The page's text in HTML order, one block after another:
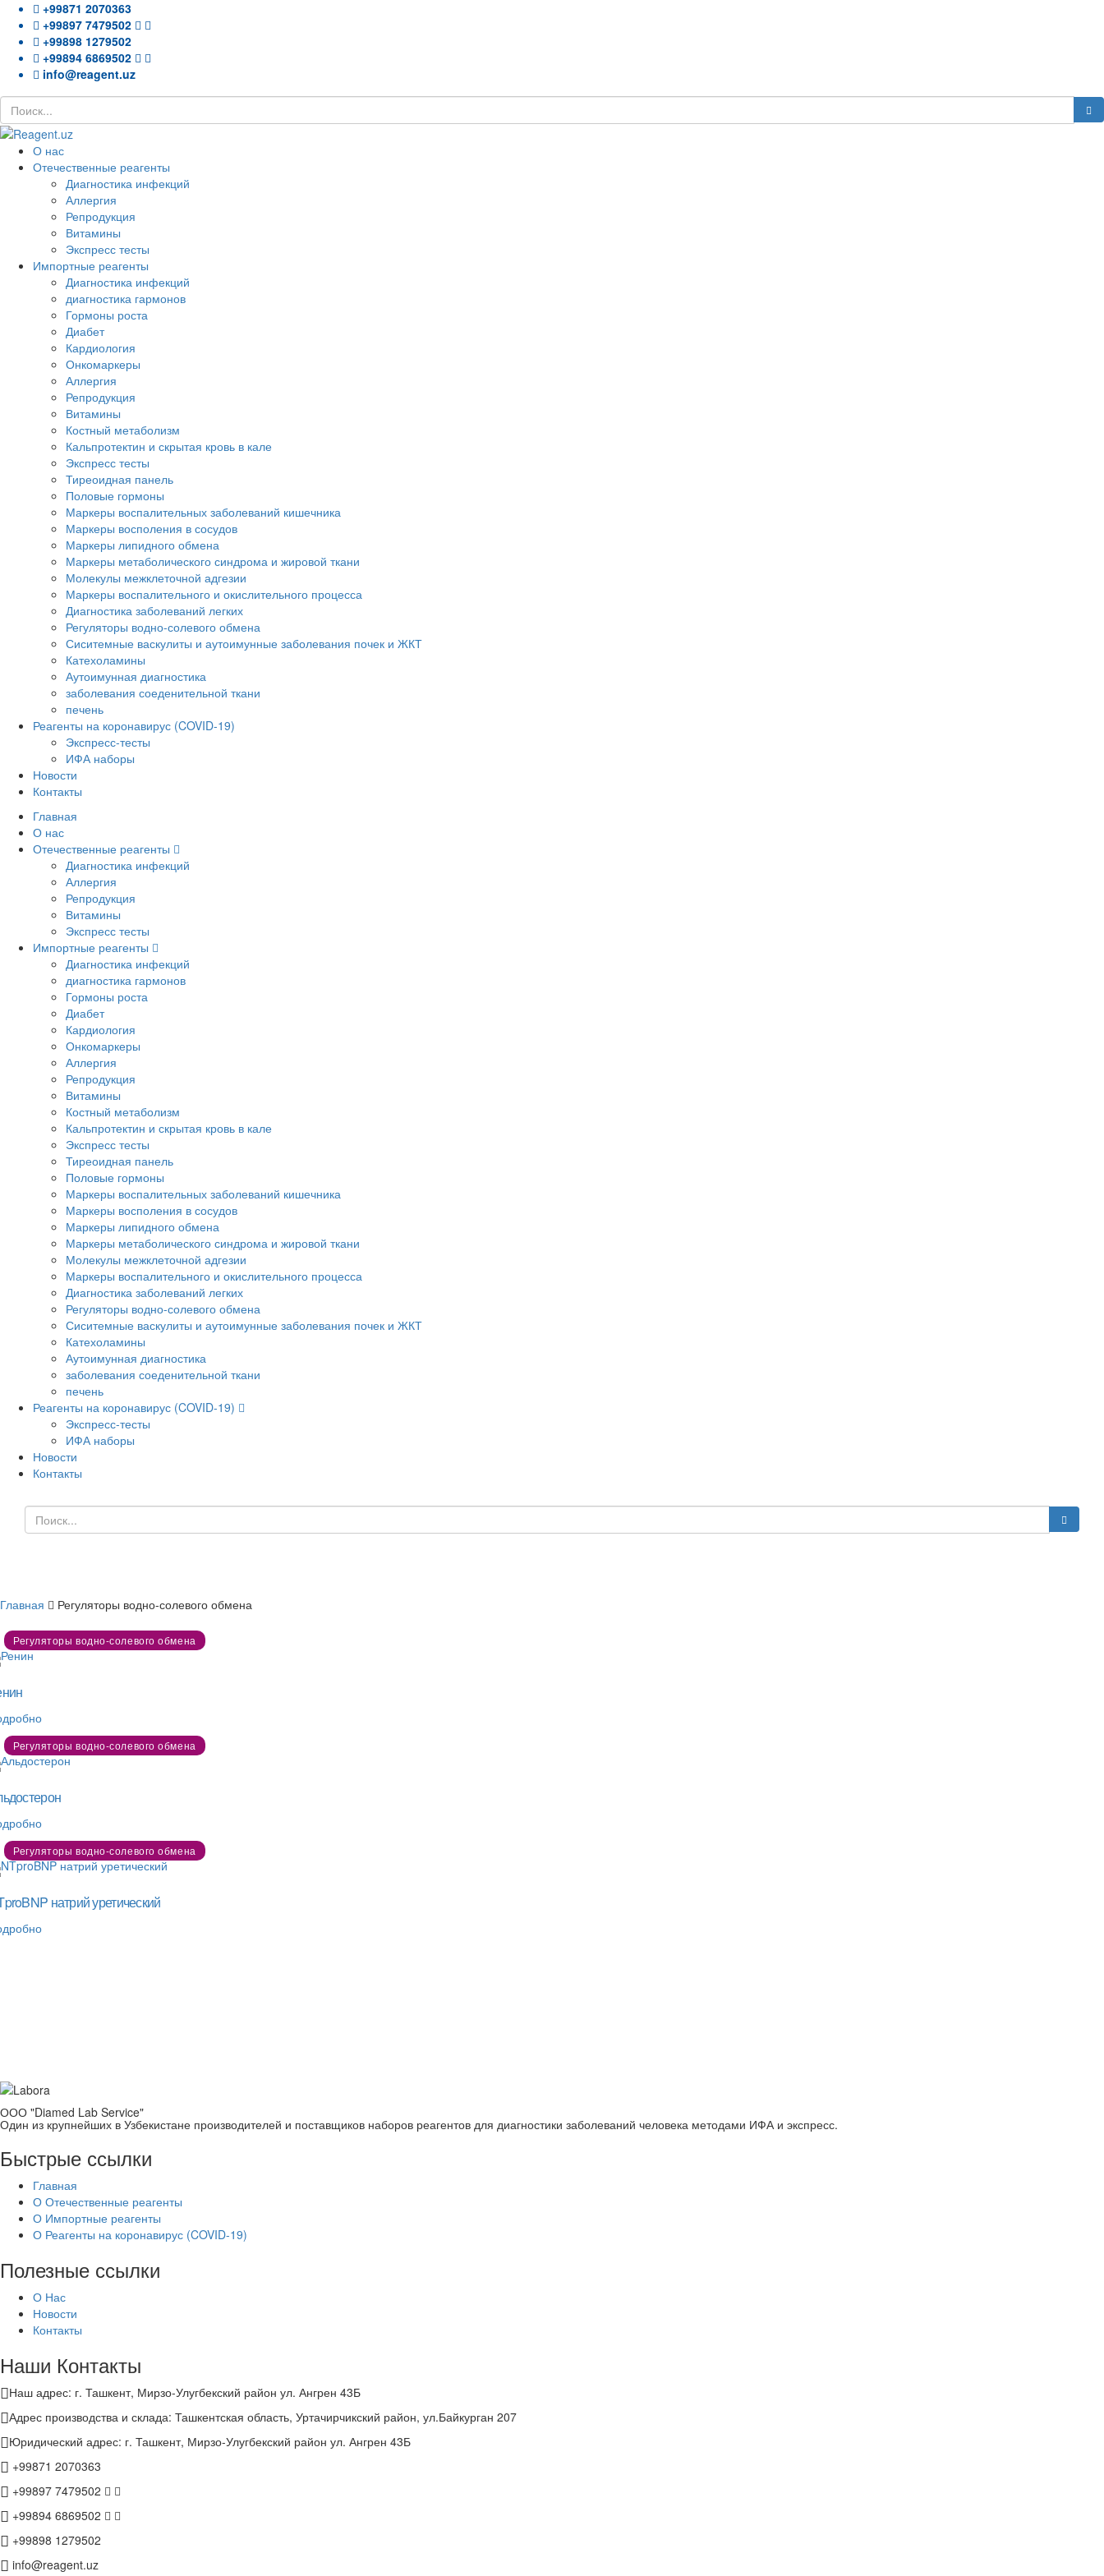
+99871 2070363
+99897 7479502
+99898 1279502
+99894 6869502
info@reagent.uz
О нас
Отечественные реагенты
Диагностика инфекций
Аллергия
Репродукция
Витамины
Экспресс тесты
Импортные реагенты
Диагностика инфекций
диагностика гармонов
Гормоны роста
Диабет
Кардиология
Онкомаркеры
Аллергия
Репродукция
Витамины
Костный метаболизм
Кальпротектин и скрытая кровь в кале
Экспресс тесты
Тиреоидная панель
Половые гормоны
Маркеры воспалительных заболеваний кишечника
Маркеры восполения в сосудов
Маркеры липидного обмена
Маркеры метаболического синдрома и жировой ткани
Молекулы межклеточной адгезии
Маркеры воспалительного и окислительного процесса
Диагностика заболеваний легких
Регуляторы водно-солевого обмена
Сиситемные васкулиты и аутоимунные заболевания почек и ЖКТ
Катехоламины
Аутоимунная диагностика
заболевания соеденительной ткани
печень
Реагенты на коронавирус (COVID-19)
Экспресс-тесты
ИФА наборы
Новости
Контакты
Главная
О нас
Отечественные реагенты
Диагностика инфекций
Аллергия
Репродукция
Витамины
Экспресс тесты
Импортные реагенты
Диагностика инфекций
диагностика гармонов
Гормоны роста
Диабет
Кардиология
Онкомаркеры
Аллергия
Репродукция
Витамины
Костный метаболизм
Кальпротектин и скрытая кровь в кале
Экспресс тесты
Тиреоидная панель
Половые гормоны
Маркеры воспалительных заболеваний кишечника
Маркеры восполения в сосудов
Маркеры липидного обмена
Маркеры метаболического синдрома и жировой ткани
Молекулы межклеточной адгезии
Маркеры воспалительного и окислительного процесса
Диагностика заболеваний легких
Регуляторы водно-солевого обмена
Сиситемные васкулиты и аутоимунные заболевания почек и ЖКТ
Катехоламины
Аутоимунная диагностика
заболевания соеденительной ткани
печень
Реагенты на коронавирус (COVID-19)
Экспресс-тесты
ИФА наборы
Новости
Контакты
Главная Регуляторы водно-солевого обмена
Регуляторы водно-солевого обмена
Регуляторы водно-солевого обмена
Регуляторы водно-солевого обмена
натрий уретический
ООО "Diamed Lab Service"
Один из крупнейших в Узбекистане производителей и поставщиков наборов реагентов для диагностики заболеваний человека методами ИФА и экспресс.
Быстрые ссылки
Главная
О Отечественные реагенты
О Импортные реагенты
О Реагенты на коронавирус (COVID-19)
Полезные ссылки
О Нас
Новости
Контакты
Наши Контакты
Наш адрес: г. Ташкент, Мирзо-Улугбекский район ул. Ангрен 43Б
Адрес производства и склада: Ташкентская область, Уртачирчикский район, ул.Байкурган 207
Юридический адрес: г. Ташкент, Мирзо-Улугбекский район ул. Ангрен 43Б
+99871 2070363
+99897 7479502
+99894 6869502
+99898 1279502
info@reagent.uz